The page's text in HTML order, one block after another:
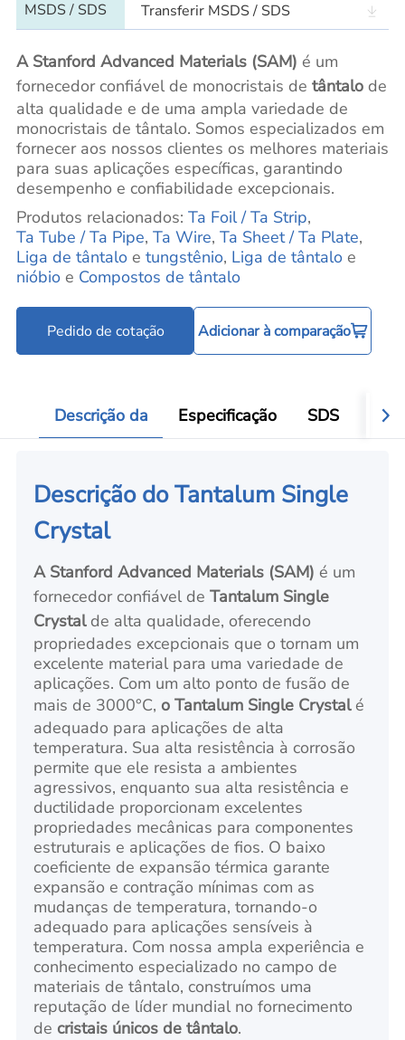
MSDS / SDS
Transferir MSDS / SDS
A Stanford Advanced Materials (SAM) é um
fornecedor confiável de monocristais de tântalode
alta qualidade e de uma ampla variedade de
monocristais de tântalo. Somos especializados em
fornecer aos nossos clientes os melhores materiais
para suas aplicações específicas, garantindo
desempenho e confiabilidade excepcionais.
Produtos relacionados: Ta Foil / Ta Strip,
Ta Tube / Ta Pipe, Ta Wire, Ta Sheet / Ta Plate,
Liga de tântaloe tungstênio, Liga de tântaloe
nióbioe Compostos de tântalo
Pedido de cotação Adicionar à comparação
Descrição da Especificação SDS
Descrição do Tantalum Single
Crystal
A Stanford Advanced Materials (SAM) é um
fornecedor confiável deTantalum Single
Crystalde alta qualidade, oferecendo
propriedades excepcionais que o tornam um
excelente material para uma variedade de
aplicações. Com um alto ponto de fusão de
mais de 3000°C, o Tantalum Single Crystalé
adequado para aplicações de alta
temperatura. Sua alta resistência à corrosão
permite que ele resista a ambientes
agressivos, enquanto sua alta resistência e
ductilidade proporcionam excelentes
propriedades mecânicas para componentes
estruturais e aplicações de fios. O baixo
coeficiente de expansão térmica garante
expansão e contração mínimas com as
mudanças de temperatura, tornando-o
adequado para aplicações sensíveis à
temperatura. Com nossa ampla experiência e
conhecimento especializado no campo de
materiais de tântalo, construímos uma
reputação de líder mundial no fornecimento
de cristais únicos de tântalo.